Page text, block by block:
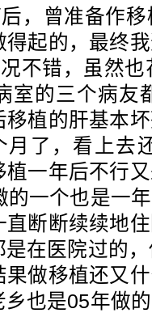
，曾准备作
起的，最终
不错，虽然
室的三个病友
植的肝基本
了，看上去
植一年后不行
的一个也是一
断断续续地
在医院过的
做移植还又
也是05年做